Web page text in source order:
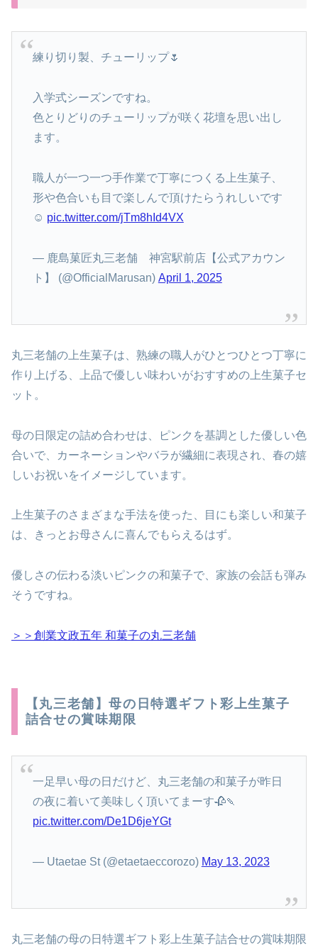
練り切り製、チューリップ🌷
入学式シーズンですね。
色とりどりのチューリップが咲く花壇を思い出し
ます。
職人が一つ一つ手作業で丁寧につくる上生菓子、
形や色合いも目で楽しんで頂けたらうれしいです
☺️ pic.twitter.com/jTm8hId4VX
— 鹿島菓匠丸三老舗 神宮駅前店【公式アカウン
ト】 (@OfficialMarusan) April 1, 2025
丸三老舗の上生菓子は、熟練の職人がひとつひとつ丁寧に
作り上げる、上品で優しい味わいがおすすめの上生菓子セ
ット。
母の日限定の詰め合わせは、ピンクを基調とした優しい色
合いで、カーネーションやバラが繊細に表現され、春の嬉
しいお祝いをイメージしています。
上生菓子のさまざまな手法を使った、目にも楽しい和菓子
は、きっとお母さんに喜んでもらえるはず。
優しさの伝わる淡いピンクの和菓子で、家族の会話も弾み
そうですね。
＞＞創業文政五年 和菓子の丸三老舗
【丸三老舗】母の日特選ギフト彩上生菓子
詰合せの賞味期限
一足早い母の日だけど、丸三老舗の和菓子が昨日
の夜に着いて美味しく頂いてまーす🥀🍡
pic.twitter.com/De1D6jeYGt
— Utaetae St (@etaetaeccorozo) May 13, 2023
丸三老舗の母の日特選ギフト彩上生菓子詰合せの賞味期限